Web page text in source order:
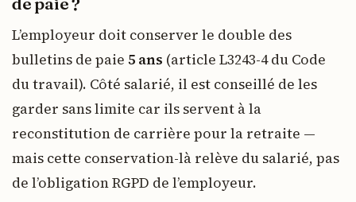
L’employeur doit conserver le double des
bulletins de paie 5 ans (article L3243-4 du Code
du travail). Côté salarié, il est conseillé de les
garder sans limite car ils servent à la
reconstitution de carrière pour la retraite —
mais cette conservation-là relève du salarié, pas
de l’obligation RGPD de l’employeur.